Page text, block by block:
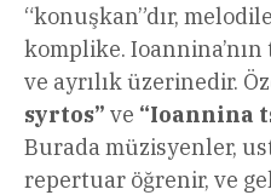
“konuşkan”dır,
komplike.
ve ayrılık üzerinedir.
syrtos” ve “Ioannina
Burada müzisyenler,
repertuar öğrenir, ve